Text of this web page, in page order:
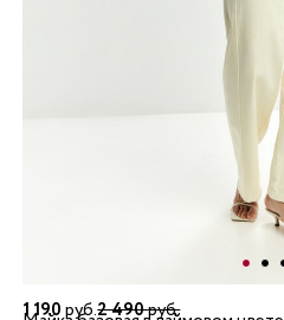
1 190руб.2 490руб.